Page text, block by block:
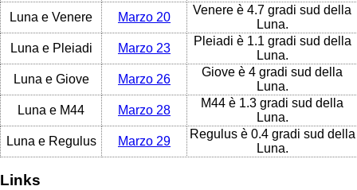
Luna e Venere
Marzo 20
Venere è 4.7 gradi sud della
Luna.
Luna e Pleiadi
Marzo 23
Pleiadi è 1.1 gradi sud della
Luna.
Luna e Giove
Marzo 26
Giove è 4 gradi sud della
Luna.
Luna e M44
Marzo 28
M44 è 1.3 gradi sud della
Luna.
Luna e Regulus
Marzo 29
Regulus è 0.4 gradi sud della
Luna.
Links